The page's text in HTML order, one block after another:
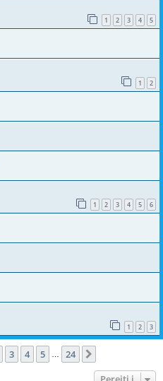
1 2 3 4 5
1 2
1 2 3 4 5 6
1 2 3
1iš 24
3 4 5 24